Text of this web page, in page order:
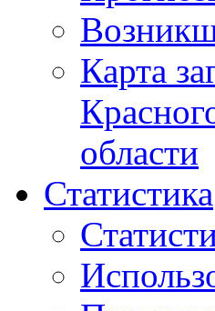
Карта
области
Статистика